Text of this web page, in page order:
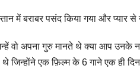
में बराबर पसंद किया गया और प्यार से
वो अपना गुरु मानते थे क्या आप उनके
जिन्होंने एक फ़िल्म के 6 गाने एक ही